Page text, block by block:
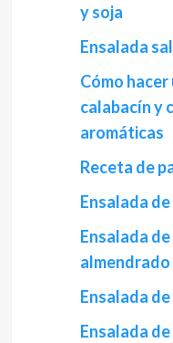
y soja
Ensalada
Cómo
calabacín y
aromáticas
Receta de
Ensalada
Ensalada
almendrado
Ensalada
Ensalada